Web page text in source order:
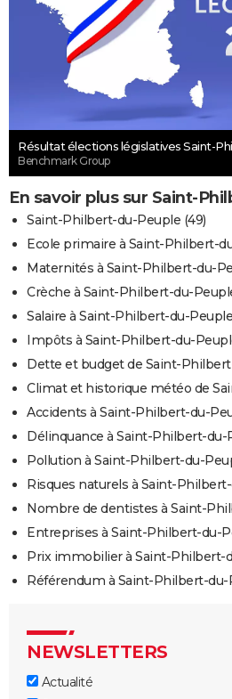
Résultat élections législatives Saint-
Benchmark Group
En savoir plus sur Saint-
Saint-Philbert-du-Peuple (49)
Ecole primaire à Saint-Philbert-
Maternités à Saint-Philbert-du-
Crèche à Saint-Philbert-du-
Salaire à Saint-Philbert-du-Peuple
Impôts à Saint-Philbert-du-
Dette et budget de Saint-
Climat et historique météo de
Accidents à Saint-Philbert-du-
Délinquance à Saint-Philbert-du-
Pollution à Saint-Philbert-du-
Risques naturels à Saint-
Nombre de dentistes à Saint-
Entreprises à Saint-Philbert-du-
Prix immobilier à Saint-Philbert-
Référendum à Saint-Philbert-du-
NEWSLETTERS
Actualité